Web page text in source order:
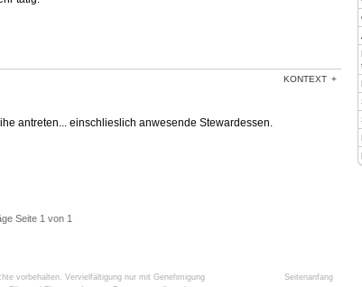
KONTEXT
antreten... einschlieslich anwesende Stewardessen.
Seite 1 von 1
vorbehalten. Vervielfältigung nur mit Genehmigung
Seitenanfang